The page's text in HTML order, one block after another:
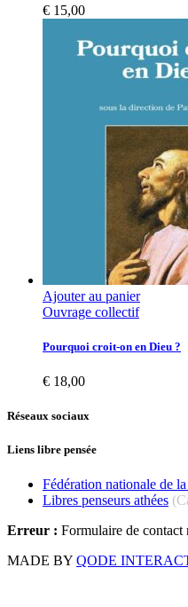
€ 15,00
Ajouter au panier
Ouvrage collectif
Pourquoi croit-on en Dieu ?
€ 18,00
Réseaux sociaux
Liens libre pensée
Fédération nationale de
Libres penseurs athées
Erreur : Formulaire de contact
MADE BY QODE